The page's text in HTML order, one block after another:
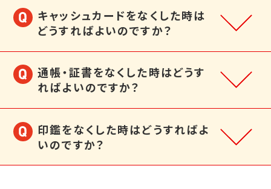
キャッシュカードをなくした時は
どうすればよいのですか？
通帳・証書をなくした時はどうす
ればよいのですか？
印鑑をなくした時はどうすればよ
いのですか？